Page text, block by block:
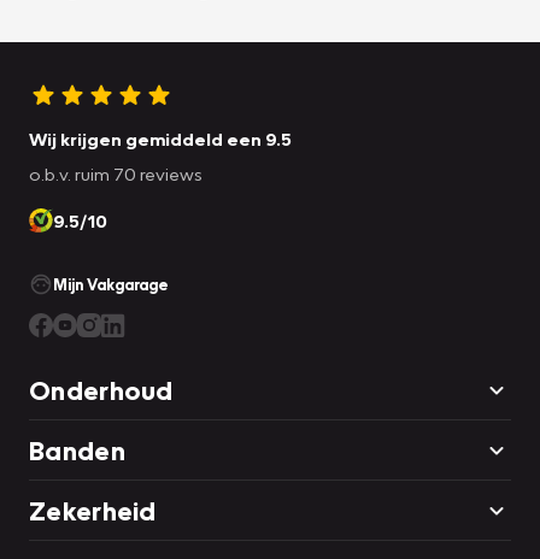
Wij krijgen gemiddeld een 9.5
o.b.v. ruim 70 reviews
9.5/10
Mijn Vakgarage
Onderhoud
Banden
Zekerheid